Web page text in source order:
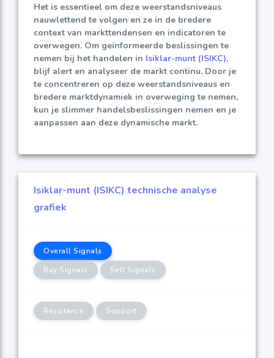
Het is essentieel om deze weerstandsniveaus
nauwlettend te volgen en ze in de bredere
context van markttendensen en indicatoren te
overwegen. Om geïnformeerde beslissingen te
nemen bij het handelen in Isiklar-munt (ISIKC),
blijf alert en analyseer de markt continu. Door je
te concentreren op deze weerstandsniveaus en
bredere marktdynamiek in overweging te nemen,
kun je slimmer handelsbeslissingen nemen en je
aanpassen aan deze dynamische markt.
Isiklar-munt (ISIKC) technische analyse
grafiek
Overall Signals
Buy Signals
Sell Signals
Resistance Support